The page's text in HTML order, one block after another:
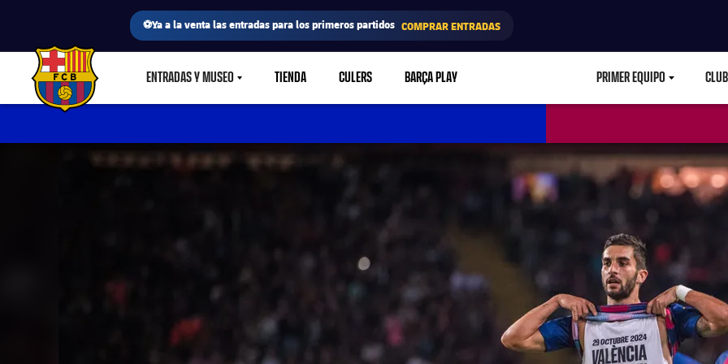
⚽Ya a la venta las entradas para los primeros partidos COMPRAR ENTRADAS
FC Barcelona club badge ENTRADAS Y MUSEOLABEL.SHARE.CARETDOWN
TIENDA CULERS BARÇA PLAY PRIMER EQUIPO CLUB